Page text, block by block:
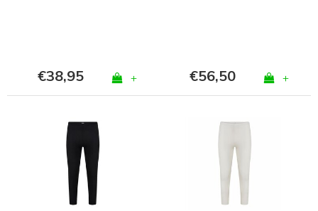
€38,95 + €56,50 +